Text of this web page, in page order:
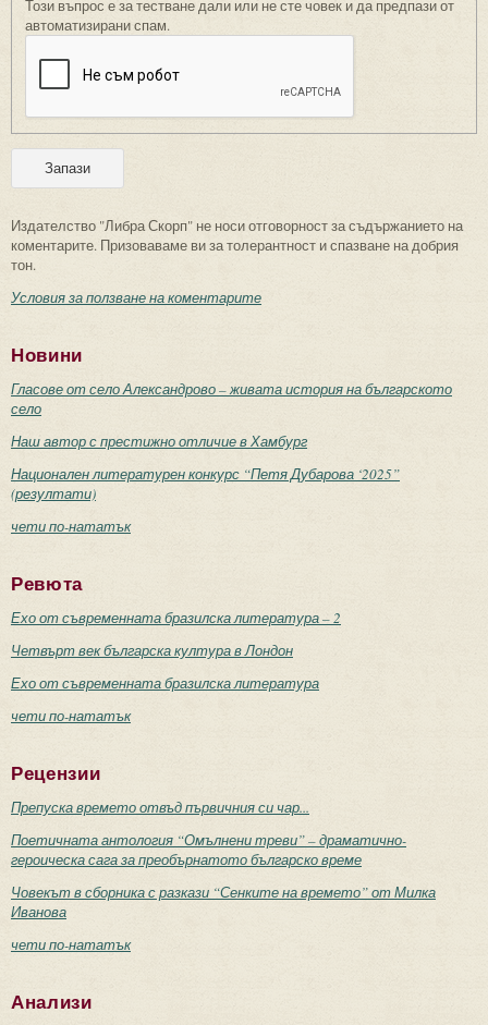
Този въпрос е за тестване дали или не сте човек и да предпази от
автоматизирани спам.
Издателство "Либра Скорп" не носи отговорност за съдържанието на
коментарите. Призоваваме ви за толерантност и спазване на добрия
тон.
Условия за ползване на коментарите
Новини
Гласове от село Александрово – живата история на българското
село
Наш автор с престижно отличие в Хамбург
Национален литературен конкурс “Петя Дубарова ‘2025”
(резултати)
чети по-нататък
Ревюта
Ехо от съвременната бразилска литература – 2
Четвърт век българска култура в Лондон
Ехо от съвременната бразилска литература
чети по-нататък
Рецензии
Препуска времето отвъд първичния си чар...
Поетичната антология “Омълнени треви” – драматично-
героическа сага за преобърнатото българско време
Човекът в сборника с разкази “Сенките на времето” от Милка
Иванова
чети по-нататък
Анализи